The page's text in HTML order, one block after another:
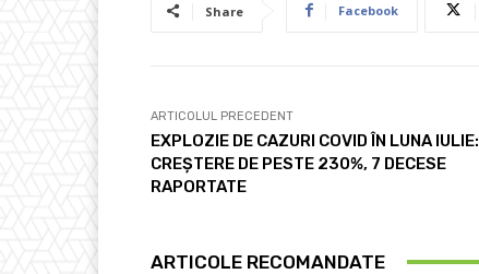
Share Facebook
ARTICOLUL PRECEDENT
EXPLOZIE DE CAZURI COVID ÎN LUNA IULIE:
CREȘTERE DE PESTE 230%, 7 DECESE
RAPORTATE
ARTICOLE RECOMANDATE